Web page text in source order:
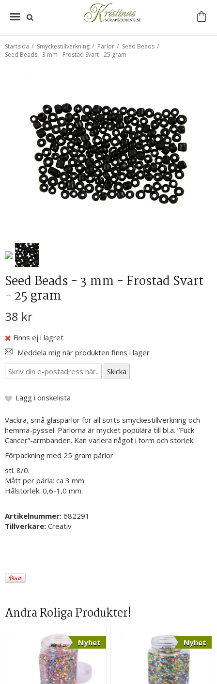
Startsida / Smyckestillverkning / Pärlor / Seed Beads /
Seed Beads - 3 mm - Frostad Svart - 25 gram
Seed Beads - 3 mm - Frostad Svart
- 25 gram
38 kr
Finns ej i lagret
Meddela mig när produkten finns i lager
Lägg i önskelista
Vackra, små glaspärlor för all sorts smyckestillverkning och
hemma-pyssel. Pärlorna är mycket populära till bl.a. ”Fuck
Cancer”-armbanden. Kan variera något i form och storlek.
Förpackning med 25 gram pärlor.
stl. 8/0.
Mått per pärla: ca 3 mm.
Hålstorlek: 0,6-1,0 mm.
Artikelnummer: 682291
Tillverkare: Creativ
Andra Roliga Produkter!
Nyhet Nyhet